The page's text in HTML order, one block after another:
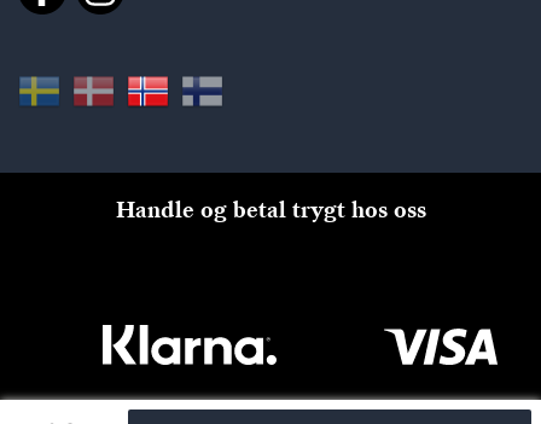
Handle og betal trygt hos oss